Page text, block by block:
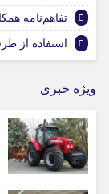
تفاهم‌نامه
استفاده از
ویژه خبری